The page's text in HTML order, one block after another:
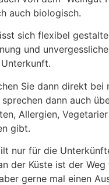
auch biologisch.
sich flexibel
und
Sie dann direkt bei
dann auch
Allergien,
gibt.
nur für die
der Küste ist der
gerne mal einen